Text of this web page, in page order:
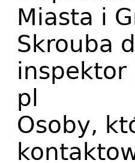
Miasta i
Skrouba
inspektor
pl
Osoby,